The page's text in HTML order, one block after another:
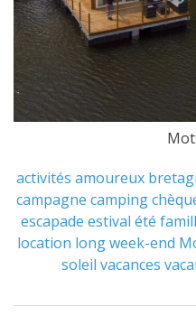
activités amoureux
campagne camping
escapade estival été
location long week-end
soleil vacances